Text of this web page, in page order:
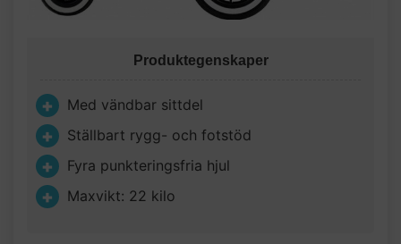
Produktegenskaper
Med vändbar sittdel
Ställbart rygg- och fotstöd
Fyra punkteringsfria hjul
Maxvikt: 22 kilo